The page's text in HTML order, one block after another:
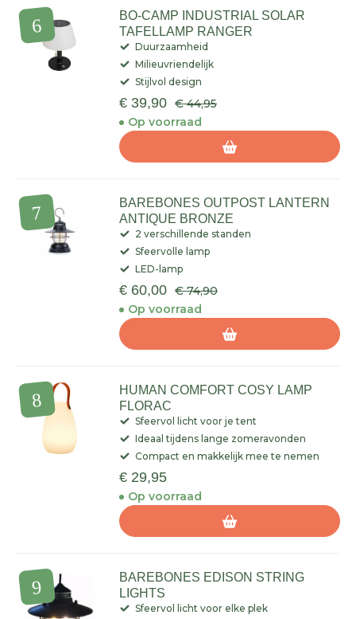
BO-CAMP INDUSTRIAL SOLAR
TAFELLAMP RANGER
Duurzaamheid
Milieuvriendelijk
Stijlvol design
€ 39,90 € 44,95
Op voorraad
BAREBONES OUTPOST LANTERN
ANTIQUE BRONZE
2 verschillende standen
Sfeervolle lamp
LED-lamp
€ 60,00 € 74,90
Op voorraad
HUMAN COMFORT COSY LAMP
FLORAC
Sfeervol licht voor je tent
Ideaal tijdens lange zomeravonden
Compact en makkelijk mee te nemen
€ 29,95
Op voorraad
BAREBONES EDISON STRING
LIGHTS
Sfeervol licht voor elke plek